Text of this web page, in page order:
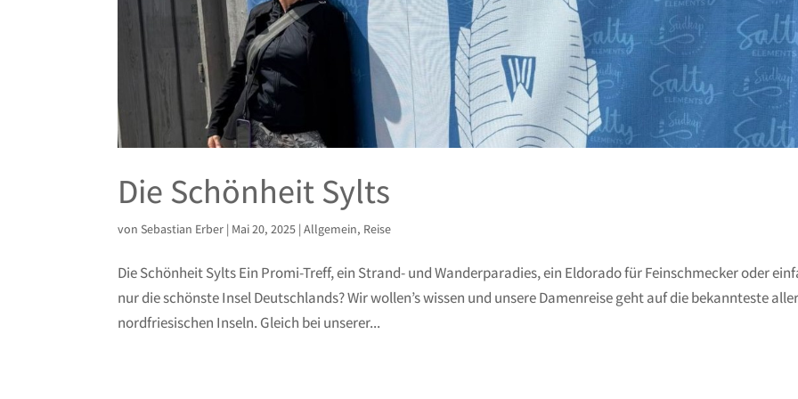
Die Schönheit Sylts
von Sebastian Erber | Mai 20, 2025 | Allgemein, Reise
Die Schönheit Sylts Ein Promi-Treff, ein Strand- und Wanderparadies, ein Eldorado für Feinschmecker oder
nur die schönste Insel Deutschlands? Wir wollen’s wissen und unsere Damenreise geht auf die bekannteste aller
nordfriesischen Inseln. Gleich bei unserer...